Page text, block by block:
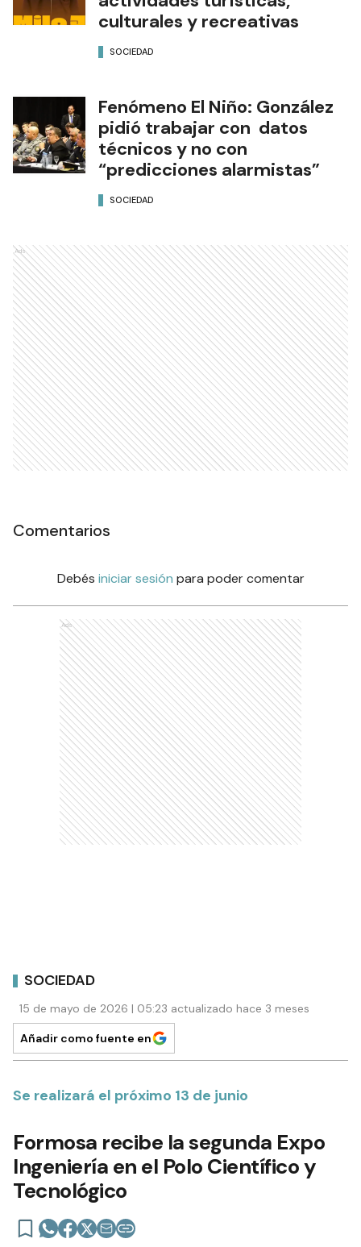
culturales y recreativas
SOCIEDAD
Fenómeno El Niño: González
pidió trabajar con datos
técnicos y no con
“predicciones alarmistas”
SOCIEDAD
Ads
Comentarios
Debés iniciar sesión para poder comentar
Ads
SOCIEDAD
15 de mayo de 2026 | 05:23 actualizado hace 3 meses
Añadir como fuente en
Se realizará el próximo 13 de junio
Formosa recibe la segunda Expo
Ingeniería en el Polo Científico y
Tecnológico